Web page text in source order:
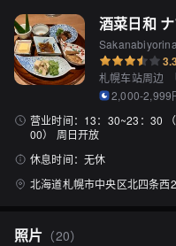
酒菜日和
札幌车站周边
2,000-2,999
营业时间： 13：30~23：30
00） 周日开放
休息时间： 无休
北海道札幌市中央区北四条
照片 （20）